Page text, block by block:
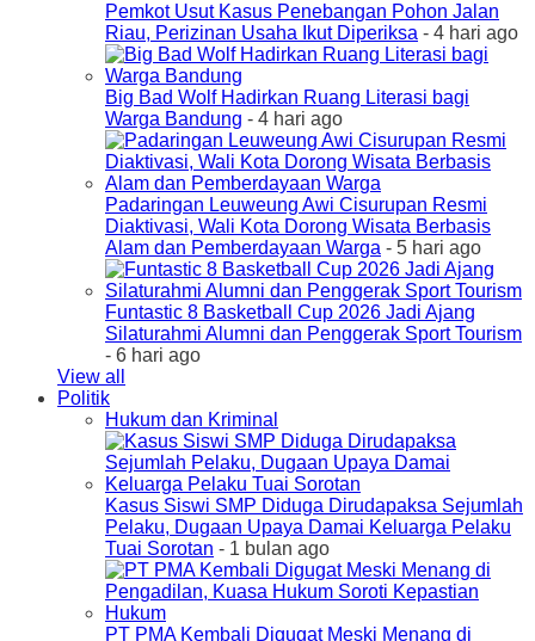
Pemkot Usut Kasus Penebangan Pohon Jalan
Riau, Perizinan Usaha Ikut Diperiksa - 4 hari ago
Big Bad Wolf Hadirkan Ruang Literasi bagi
Warga Bandung - 4 hari ago
Padaringan Leuweung Awi Cisurupan Resmi
Diaktivasi, Wali Kota Dorong Wisata Berbasis
Alam dan Pemberdayaan Warga - 5 hari ago
Funtastic 8 Basketball Cup 2026 Jadi Ajang
Silaturahmi Alumni dan Penggerak Sport Tourism
- 6 hari ago
View all
Politik
Hukum dan Kriminal
Kasus Siswi SMP Diduga Dirudapaksa Sejumlah
Pelaku, Dugaan Upaya Damai Keluarga Pelaku
Tuai Sorotan - 1 bulan ago
PT PMA Kembali Digugat Meski Menang di